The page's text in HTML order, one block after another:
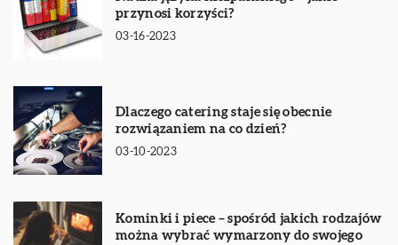
przynosi korzyści?
03-16-2023
Dlaczego catering staje się obecnie
rozwiązaniem na co dzień?
03-10-2023
Kominki i piece – spośród jakich rodzajów
można wybrać wymarzony do swojego